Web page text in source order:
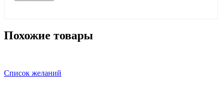
Похожие товары
Список желаний